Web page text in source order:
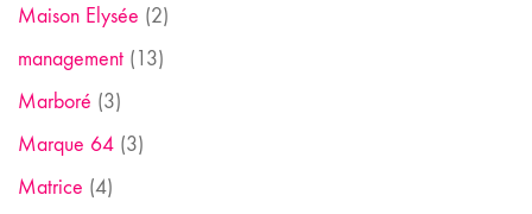
Maison Elysée (2)
management (13)
Marboré (3)
Marque 64 (3)
Matrice (4)